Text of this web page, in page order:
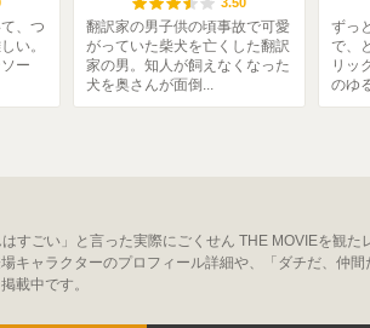
、つ
い。
ー
翻訳家の男子供の頃事故で可愛
がっていた柴犬を亡くした翻訳
家の男。知人が飼えなくなった
犬を奥さんが面倒...
ずっ
で、
リッ
のゆ
すごい」と言った実際にごくせん THE MOVIEを観た
ャラクターのプロフィール詳細や、「ダチだ、仲
載中です。